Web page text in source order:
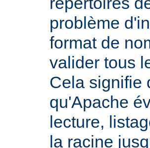
problème
format de
valider tous
Cela signifie
qu'Apache
lecture,
la racine